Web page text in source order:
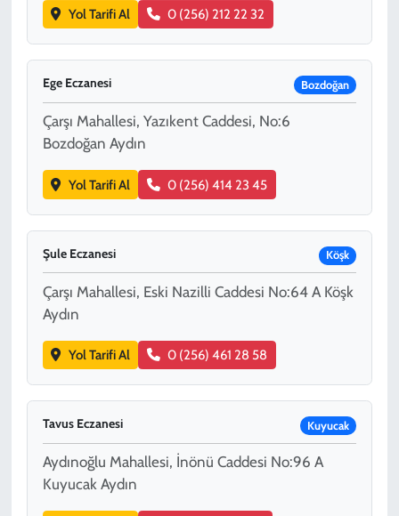
Yol Tarifi Al 0 (256) 212 22 32
Ege Eczanesi Bozdoğan
Çarşı Mahallesi, Yazıkent Caddesi, No:6
Bozdoğan Aydın
Yol Tarifi Al 0 (256) 414 23 45
Şule Eczanesi Köşk
Çarşı Mahallesi, Eski Nazilli Caddesi No:64 A Köşk
Aydın
Yol Tarifi Al 0 (256) 461 28 58
Tavus Eczanesi Kuyucak
Aydınoğlu Mahallesi, İnönü Caddesi No:96 A
Kuyucak Aydın